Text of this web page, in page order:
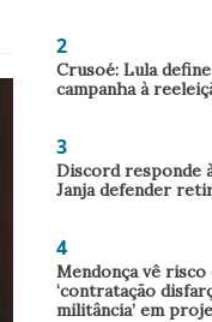
2
Crusoé: Lula
campanha à
3
Discord responde
Janja defender
4
Mendonça vê risco
‘contratação
militância’ em